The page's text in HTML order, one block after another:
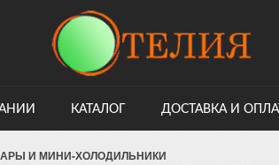
КАТАЛОГ ДОСТАВКА И
И МИНИ-ХОЛОДИЛЬНИКИ